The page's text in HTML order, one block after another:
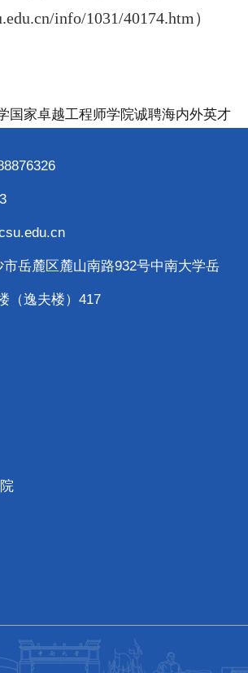
info/1031/40174.htm ）
国家卓越工程师学院诚聘海内外英才
岳麓区麓山南路932号中南大学岳
（逸夫楼）417